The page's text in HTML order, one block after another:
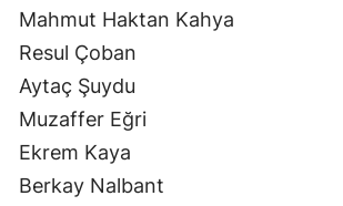
Mahmut Haktan Kahya
Resul Çoban
Aytaç Şuydu
Muzaffer Eğri
Ekrem Kaya
Berkay Nalbant